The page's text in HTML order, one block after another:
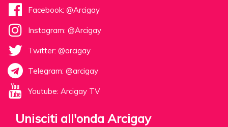
Facebook: @Arcigay
Instagram: @Arcigay
Twitter: @arcigay
Telegram: @arcigay
Youtube: Arcigay TV
Unisciti all'onda Arcigay